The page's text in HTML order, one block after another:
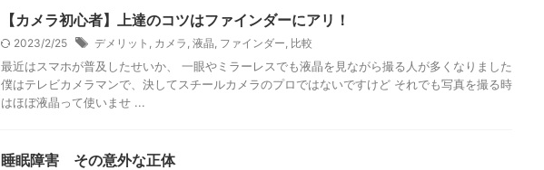
【カメラ初心者】上達のコツはファインダーにアリ！
2023/2/25 デメリット カメラ 液晶 ファインダー 比較
最近はスマホが普及したせいか、 一眼やミラーレスでも液晶を見ながら撮る人が多くなりました
僕はテレビカメラマンで、決してスチールカメラのプロではないですけど それでも写真を撮る時
はほぼ液晶って使いませ ...
睡眠障害 その意外な正体